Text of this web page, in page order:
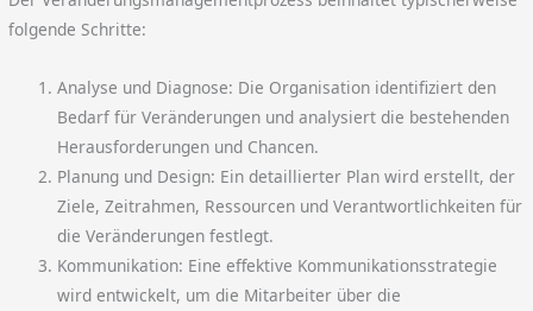
folgende Schritte:
Analyse und Diagnose: Die Organisation identifiziert den
Bedarf für Veränderungen und analysiert die bestehenden
Herausforderungen und Chancen.
Planung und Design: Ein detaillierter Plan wird erstellt, der
Ziele, Zeitrahmen, Ressourcen und Verantwortlichkeiten für
die Veränderungen festlegt.
Kommunikation: Eine effektive Kommunikationsstrategie
wird entwickelt, um die Mitarbeiter über die